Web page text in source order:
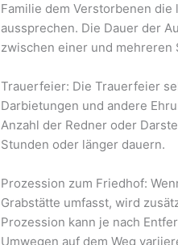
Familie dem Verstorbenen
aussprechen. Die Dauer der
zwischen einer und mehreren
Trauerfeier: Die Trauerfeier
Darbietungen und andere
Anzahl der Redner oder
Stunden oder länger dauern.
Prozession zum Friedhof:
Grabstätte umfasst, wird
Prozession kann je nach
Umwegen auf dem Weg